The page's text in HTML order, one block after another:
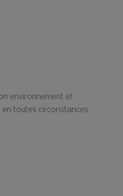
environnement et
toutes circonstances